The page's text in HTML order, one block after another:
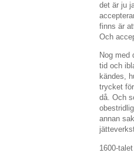
det är ju
finns är
Och
Nog med
tid och
kändes,
trycket
då. Och
annan
1600-